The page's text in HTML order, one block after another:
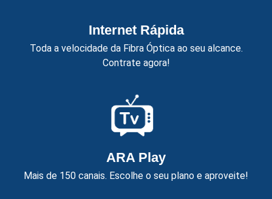
Internet Rápida
Toda a velocidade da Fibra Óptica ao seu alcance.
Contrate agora!
ARA Play
Mais de 150 canais. Escolhe o seu plano e aproveite!